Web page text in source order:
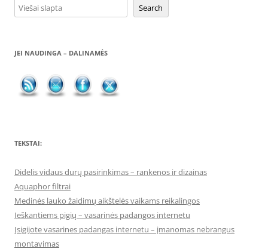
Search
JEI NAUDINGA – DALINAMĖS
TEKSTAI:
Didelis vidaus durų pasirinkimas – rankenos ir dizainas
Aquaphor filtrai
Medinės lauko žaidimų aikštelės vaikams reikalingos
Ieškantiems pigių – vasarinės padangos internetu
Įsigijote vasarines padangas internetu – įmanomas nebrangus
montavimas